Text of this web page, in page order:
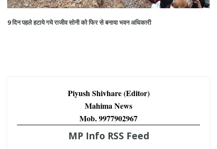
9 दिन पहले हटाये गये राजीव सोनी को फिर से बनाया भवन अधिकारी
Piyush Shivhare (Editor)
Mahima News
Mob. 9977902967
MP Info RSS Feed